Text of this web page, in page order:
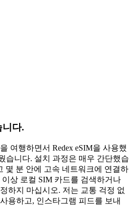
다.
여행하면서 Redex eSIM을 사용했
습니다. 설치 과정은 매우 간단했습
몇 분 안에 고속 네트워크에 연결하
상 로컬 SIM 카드를 검색하거나
하지 마십시오. 저는 교통 걱정 없
용하고, 인스타그램 피드를 보내